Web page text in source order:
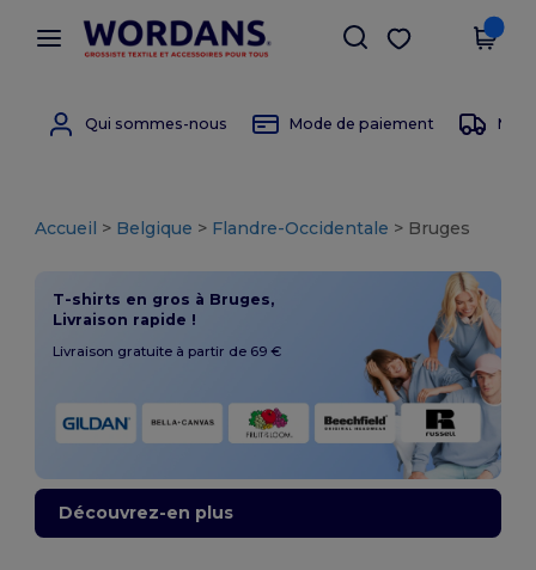
× Appli Wordans
Meilleurs prix sur l’app !
Obtenir l'appli
Qui sommes-nous Mode de paiement
Accueil > Belgique > Flandre-Occidentale > Bruges
T-shirts en gros à Bruges,
Livraison rapide !
Livraison gratuite à partir de 69 €
Découvrez-en plus